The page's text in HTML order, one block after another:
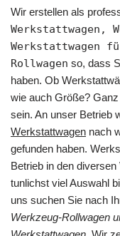
Wir erstellen als
Werkstattwagen,
Werkstattwagen
Rollwagen so, dass
haben. Ob
wie auch Größe?
sein. An unser Betrieb
Werkstattwagen nach
gefunden haben.
Betrieb in den
tunlichst viel Auswahl
uns suchen Sie nach
Werkzeug-Rollwagen